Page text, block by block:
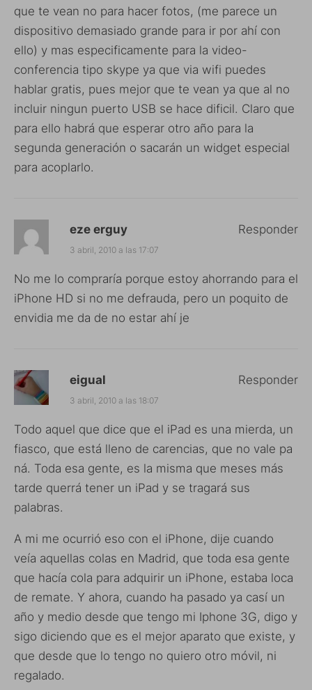
que te vean no para hacer fotos, (me parece un
dispositivo demasiado grande para ir por ahí con
ello) y mas especificamente para la video-
conferencia tipo skype ya que via wifi puedes
hablar gratis, pues mejor que te vean ya que al no
incluir ningun puerto USB se hace dificil. Claro que
para ello habrá que esperar otro año para la
segunda generación o sacarán un widget especial
para acoplarlo.
eze erguy
3 abril, 2010 a las 17:07
No me lo compraría porque estoy ahorrando para el
iPhone HD si no me defrauda, pero un poquito de
envidia me da de no estar ahí je
Responder
eigual
3 abril, 2010 a las 18:07
Todo aquel que dice que el iPad es una mierda, un
fiasco, que está lleno de carencias, que no vale pa
ná. Toda esa gente, es la misma que meses más
tarde querrá tener un iPad y se tragará sus
palabras.
A mi me ocurrió eso con el iPhone, dije cuando
veía aquellas colas en Madrid, que toda esa gente
que hacía cola para adquirir un iPhone, estaba loca
de remate. Y ahora, cuando ha pasado ya casí un
año y medio desde que tengo mi Iphone 3G, digo y
sigo diciendo que es el mejor aparato que existe, y
que desde que lo tengo no quiero otro móvil, ni
regalado.
Responder